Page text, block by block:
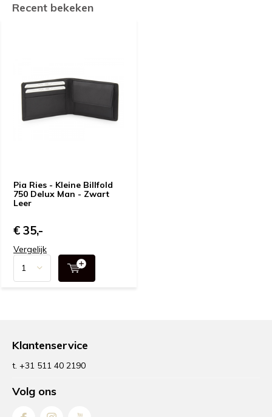
Recent bekeken
Pia Ries - Kleine Billfold
750 Delux Man - Zwart
Leer
€ 35,-
Vergelijk
Klantenservice
t. +31 511 40 2190
Volg ons